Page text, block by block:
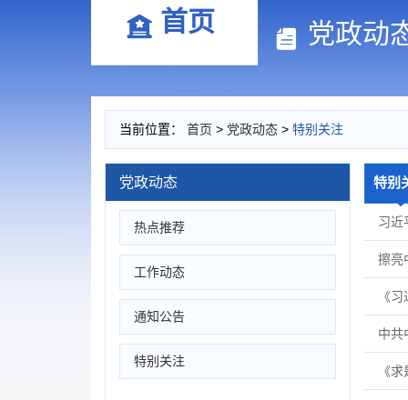
首页 党政动
当前位置： 首页 > 党政动态 > 特别关注
党政动态
热点推荐
工作动态
通知公告
特别关注
特别
习近
擦亮
《
中共
《